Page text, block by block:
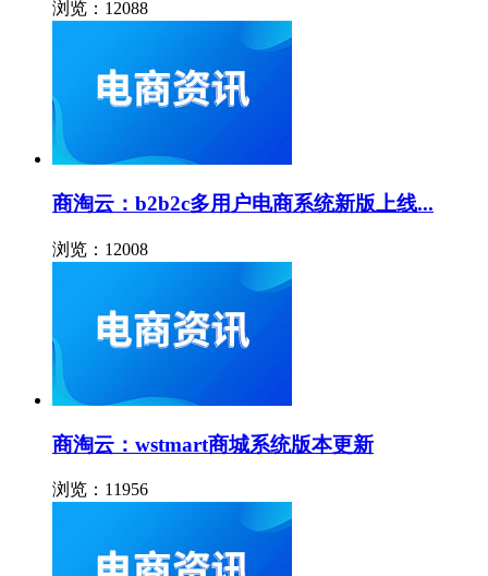
浏览：12088
商淘云：b2b2c多用户电商系统新版上线...
浏览：12008
商淘云：wstmart商城系统版本更新
浏览：11956